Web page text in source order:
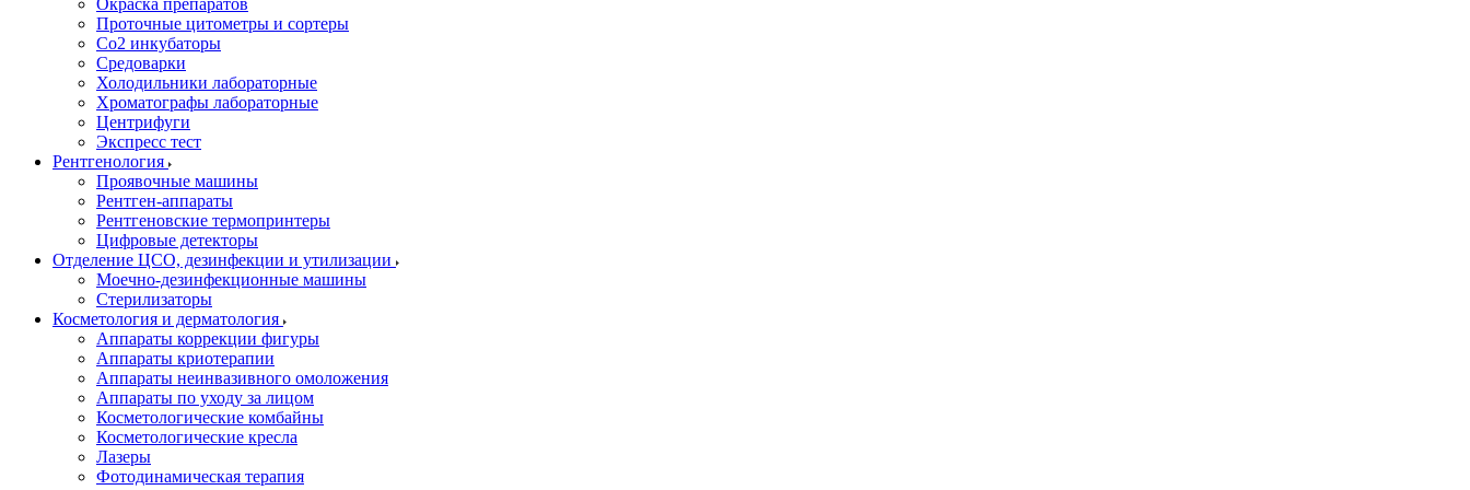
Окраска препаратов
Проточные цитометры и сортеры
Со2 инкубаторы
Средоварки
Холодильники лабораторные
Хроматографы лабораторные
Центрифуги
Экспресс тест
Рентгенология
Проявочные машины
Рентген-аппараты
Рентгеновские термопринтеры
Цифровые детекторы
Отделение ЦСО, дезинфекции и утилизации
Моечно-дезинфекционные машины
Стерилизаторы
Косметология и дерматология
Аппараты коррекции фигуры
Аппараты криотерапии
Аппараты неинвазивного омоложения
Аппараты по уходу за лицом
Косметологические комбайны
Косметологические кресла
Лазеры
Фотодинамическая терапия